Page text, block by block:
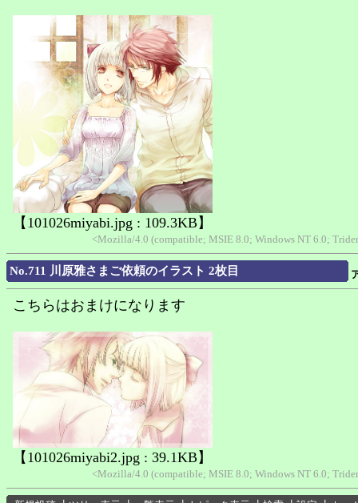
【101026miyabi.jpg : 109.3KB】
<Mozilla/4.0 (compatible; MSIE 8.0; Windows NT 6.0;
No.711 川原雅さまご依頼のイラスト 2枚目
こちらはおまけになります
【101026miyabi2.jpg : 39.1KB】
<Mozilla/4.0 (compatible; MSIE 8.0; Windows NT 6.0;